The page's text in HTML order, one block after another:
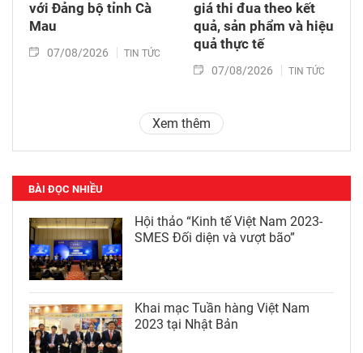
với Đảng bộ tỉnh Cà
Mau
07/08/2026 TIN TỨC
giá thi đua theo kết
quả, sản phẩm và hiệu
quả thực tế
07/08/2026 TIN TỨC
Xem thêm
BÀI ĐỌC NHIỀU
Hội thảo “Kinh tế Việt Nam 2023-
SMES Đối diện và vượt bão”
Khai mạc Tuần hàng Việt Nam
2023 tại Nhật Bản